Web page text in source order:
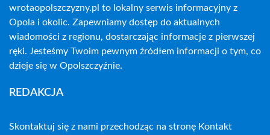
wrotaopolszczyzny.pl to lokalny serwis informacyjny z
Opola i okolic. Zapewniamy dostęp do aktualnych
wiadomości z regionu, dostarczając informacje z pierwszej
ręki. Jesteśmy Twoim pewnym źródłem informacji o tym, co
dzieje się w Opolszczyźnie.
REDAKCJA
Skontaktuj się z nami przechodząc na stronę Kontakt